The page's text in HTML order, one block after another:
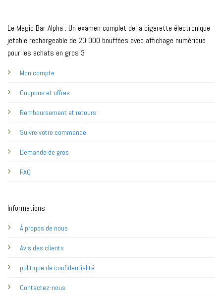
Le Magic Bar Alpha : Un examen complet de la cigarette électronique
jetable rechargeable de 20 000 bouffées avec affichage numérique
pour les achats en gros 3
Mon compte
Coupons et offres
Remboursement et retours
Suivre votre commande
Demande de gros
FAQ
Informations
À propos de nous
Avis des clients
politique de confidentialité
Contactez-nous